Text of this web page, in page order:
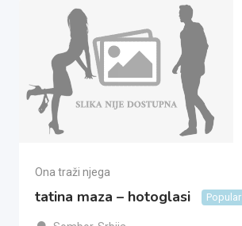
Ona traži njega
tatina maza – hotoglasi Popular